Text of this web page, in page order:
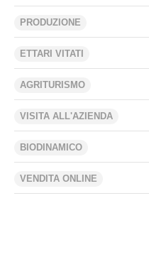
PRODUZIONE
ETTARI VITATI
AGRITURISMO
VISITA ALL'AZIENDA
BIODINAMICO
VENDITA ONLINE